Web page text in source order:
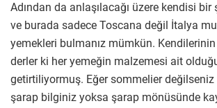
Adından da anlaşılacağı üzere kendisi bir
ve burada sadece Toscana değil İtalya
yemekleri bulmanız mümkün. Kendilerinin
derler ki her yemeğin malzemesi ait
getirtiliyormuş. Eğer sommelier
şarap bilginiz yoksa şarap mönüsünde